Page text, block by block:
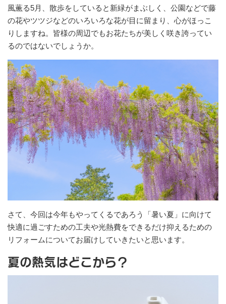
風薫る5月、散歩をしていると新緑がまぶしく、公園などで藤
の花やツツジなどのいろいろな花が目に留まり、心がほっこ
りしますね。皆様の周辺でもお花たちが美しく咲き誇ってい
るのではないでしょうか。
さて、今回は今年もやってくるであろう「暑い夏」に向けて
快適に過ごすための工夫や光熱費をできるだけ抑えるための
リフォームについてお届けしていきたいと思います。
夏の熱気はどこから？